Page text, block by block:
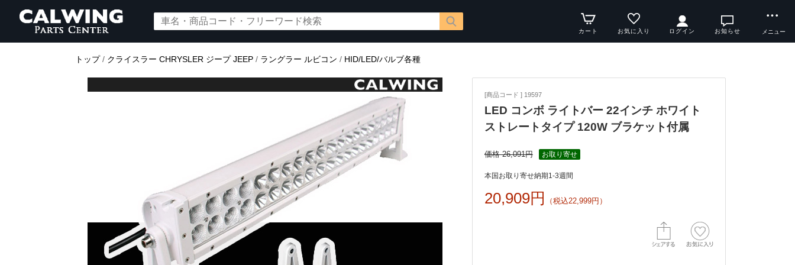
カート お気に入り ログイン お知らせ メニュー
トップ/ クライスラー CHRYSLER ジープ JEEP / ラングラー ルビコン / HID/LED/バルブ各種
[商品コード ] 19597
LED コンボ ライトバー 22インチ ホワイト
ストレートタイプ 120W ブラケット付属
価格 26,091円 お取り寄せ
本国お取り寄せ納期1-3週間
20,909円 （税込22,999円）